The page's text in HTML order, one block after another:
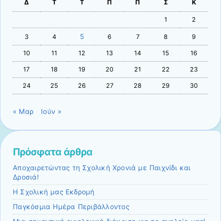
Δ Τ Τ Π Π Σ Κ
1 2
3 4 5 6 7 8 9
10 11 12 13 14 15 16
17 18 19 20 21 22 23
24 25 26 27 28 29 30
« Μαρ Ιούν »
Πρόσφατα άρθρα
Αποχαιρετώντας τη Σχολική Χρονιά με Παιχνίδι και
Δροσιά!
Η Σχολική μας Εκδρομή
Παγκόσμια Ημέρα Περιβάλλοντος